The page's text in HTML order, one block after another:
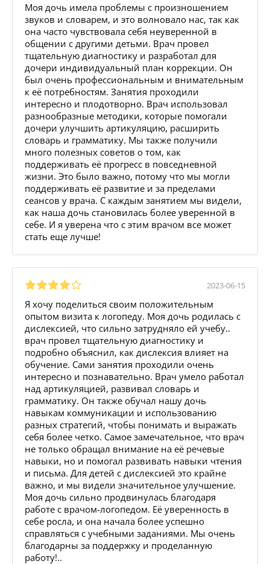
Моя дочь имела проблемы с произношением
звуков и словарем, и это волновало нас, так как
она часто чувствовала себя неуверенной в
общении с другими детьми. Врач провел
тщательную диагностику и разработал для
дочери индивидуальный план коррекции. Он
был очень профессиональным и внимательным
к её потребностям. Занятия проходили
интересно и плодотворно. Врач использовал
разнообразные методики, которые помогали
дочери улучшить артикуляцию, расширить
словарь и грамматику. Мы также получили
много полезных советов о том, как
поддерживать её прогресс в повседневной
жизни. Это было важно, потому что мы могли
поддерживать её развитие и за пределами
сеансов у врача. С каждым занятием мы видели,
как наша дочь становилась более уверенной в
себе. И я уверена что с этим врачом все может
стать еще лучше!
2023-06-15
Я хочу поделиться своим положительным
опытом визита к логопеду. Моя дочь родилась с
дислексией, что сильно затрудняло ей учебу..
врач провел тщательную диагностику и
подробно объяснил, как дислексия влияет на
обучение. Сами занятия проходили очень
интересно и познавательно. Врач умело работал
над артикуляцией, развивал словарь и
грамматику. Он также обучал нашу дочь
навыкам коммуникации и использованию
разных стратегий, чтобы понимать и выражать
себя более четко. Самое замечательное, что врач
не только обращал внимание на её речевые
навыки, но и помогал развивать навыки чтения
и письма. Для детей с дислексией это крайне
важно, и мы видели значительное улучшение.
Моя дочь сильно продвинулась благодаря
работе с врачом-логопедом. Её уверенность в
себе росла, и она начала более успешно
справляться с учебными заданиями. Мы очень
благодарны за поддержку и проделанную
работу!..